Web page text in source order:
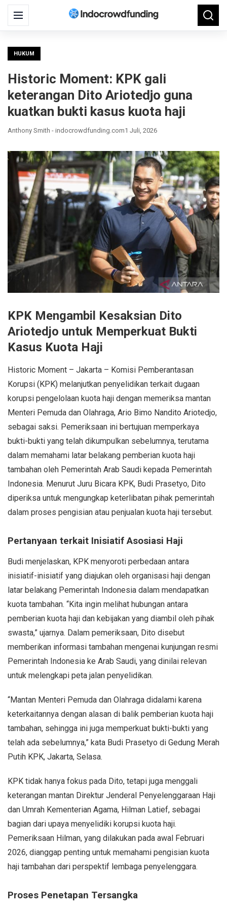
Menu
Search
for:
HUKUM
Historic Moment: KPK gali
keterangan Dito Ariotedjo guna
kuatkan bukti kasus kuota haji
Anthony Smith - indocrowdfunding.com1 Juli, 2026
KPK Mengambil Kesaksian Dito
Ariotedjo untuk Memperkuat Bukti
Kasus Kuota Haji
Historic Moment – Jakarta – Komisi Pemberantasan
Korupsi (KPK) melanjutkan penyelidikan terkait dugaan
korupsi pengelolaan kuota haji dengan memeriksa mantan
Menteri Pemuda dan Olahraga, Ario Bimo Nandito Ariotedjo,
sebagai saksi. Pemeriksaan ini bertujuan memperkaya
bukti-bukti yang telah dikumpulkan sebelumnya, terutama
dalam memahami latar belakang pemberian kuota haji
tambahan oleh Pemerintah Arab Saudi kepada Pemerintah
Indonesia. Menurut Juru Bicara KPK, Budi Prasetyo, Dito
diperiksa untuk mengungkap keterlibatan pihak pemerintah
dalam proses pengisian atau penjualan kuota haji tersebut.
Pertanyaan terkait Inisiatif Asosiasi Haji
Budi menjelaskan, KPK menyoroti perbedaan antara
inisiatif-inisiatif yang diajukan oleh organisasi haji dengan
latar belakang Pemerintah Indonesia dalam mendapatkan
kuota tambahan. “Kita ingin melihat hubungan antara
pemberian kuota haji dan kebijakan yang diambil oleh pihak
swasta,” ujarnya. Dalam pemeriksaan, Dito disebut
memberikan informasi tambahan mengenai kunjungan resmi
Pemerintah Indonesia ke Arab Saudi, yang dinilai relevan
untuk melengkapi peta jalan penyelidikan.
“Mantan Menteri Pemuda dan Olahraga didalami karena
keterkaitannya dengan alasan di balik pemberian kuota haji
tambahan, sehingga ini juga memperkuat bukti-bukti yang
telah ada sebelumnya,” kata Budi Prasetyo di Gedung Merah
Putih KPK, Jakarta, Selasa.
KPK tidak hanya fokus pada Dito, tetapi juga menggali
keterangan mantan Direktur Jenderal Penyelenggaraan Haji
dan Umrah Kementerian Agama, Hilman Latief, sebagai
bagian dari upaya menyelidiki korupsi kuota haji.
Pemeriksaan Hilman, yang dilakukan pada awal Februari
2026, dianggap penting untuk memahami pengisian kuota
haji tambahan dari perspektif lembaga penyelenggara.
Proses Penetapan Tersangka